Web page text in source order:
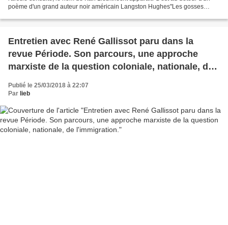
poème d'un grand auteur noir américain Langston Hughes"Les gosses
Entretien avec René Gallissot paru dans la
revue Période. Son parcours, une approche
marxiste de la question coloniale, nationale, de
Publié le 25/03/2018 à 22:07
Par lieb